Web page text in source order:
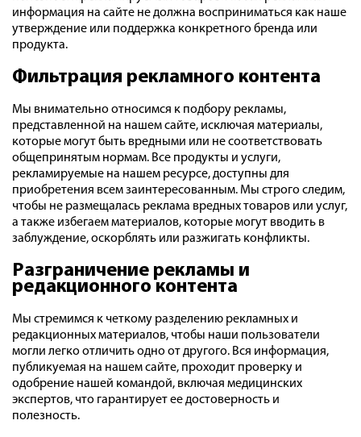
информация на сайте не должна восприниматься как наше
утверждение или поддержка конкретного бренда или
продукта.
Фильтрация рекламного контента
Мы внимательно относимся к подбору рекламы,
представленной на нашем сайте, исключая материалы,
которые могут быть вредными или не соответствовать
общепринятым нормам. Все продукты и услуги,
рекламируемые на нашем ресурсе, доступны для
приобретения всем заинтересованным. Мы строго следим,
чтобы не размещалась реклама вредных товаров или услуг,
а также избегаем материалов, которые могут вводить в
заблуждение, оскорблять или разжигать конфликты.
Разграничение рекламы и
редакционного контента
Мы стремимся к четкому разделению рекламных и
редакционных материалов, чтобы наши пользователи
могли легко отличить одно от другого. Вся информация,
публикуемая на нашем сайте, проходит проверку и
одобрение нашей командой, включая медицинских
экспертов, что гарантирует ее достоверность и
полезность.